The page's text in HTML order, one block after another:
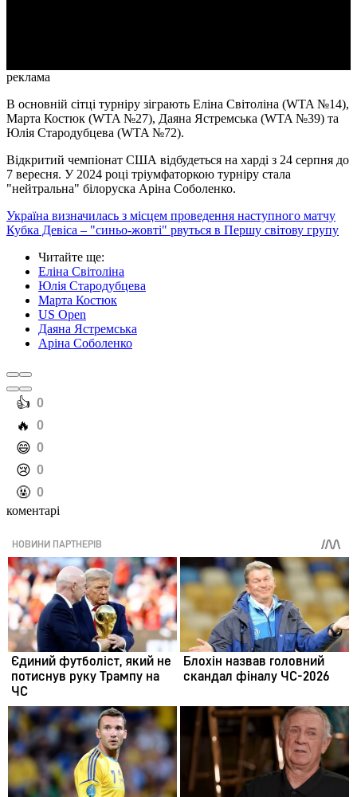
реклама
В основній сітці турніру зіграють Еліна Світоліна (WTA №14),
Марта Костюк (WTA №27), Даяна Ястремська (WTA №39) та
Юлія Стародубцева (WTA №72).
Відкритий чемпіонат США відбудеться на харді з 24 серпня до
7 вересня. У 2024 році тріумфаторкою турніру стала
"нейтральна" білоруска Аріна Соболенко.
Україна визначилась з місцем проведення наступного матчу
Кубка Девіса – "синьо-жовті" рвуться в Першу світову групу
Читайте ще:
Еліна Світоліна
Юлія Стародубцева
Марта Костюк
US Open
Даяна Ястремська
Аріна Соболенко
️👍 0
️🔥 0
️😄 0
️😢 0
️🤬 0
коментарі